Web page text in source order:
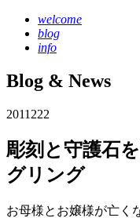
welcome
blog
info
Blog & News
2011 222
彫刻と守護石
グリング
お母様とお嬢様が亡く